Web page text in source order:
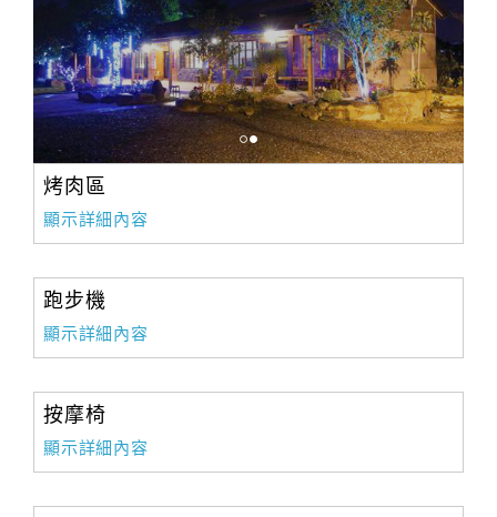
烤肉區
顯示詳細內容
跑步機
顯示詳細內容
按摩椅
顯示詳細內容